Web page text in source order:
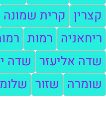
קצרין קרית שמונה
ריחאניה רמות
שדה אליעזר שדה
שומרה שזור